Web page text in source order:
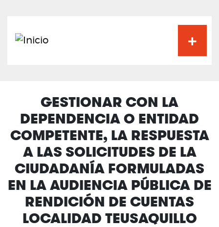
GESTIONAR CON LA
DEPENDENCIA O ENTIDAD
COMPETENTE, LA RESPUESTA
A LAS SOLICITUDES DE LA
CIUDADANÍA FORMULADAS
EN LA AUDIENCIA PÚBLICA DE
RENDICIÓN DE CUENTAS
LOCALIDAD TEUSAQUILLO